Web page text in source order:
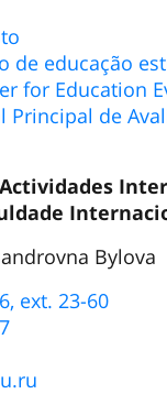
de educação
for Education
Principal de
Bylova
ext. 23-60